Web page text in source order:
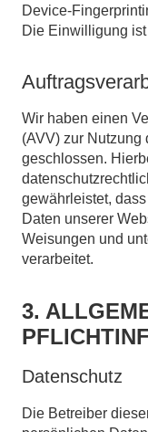
Device-
Die Einwilligung
Wir haben einen
(AVV) zur
geschlossen.
gewährleistet,
Daten unserer
Weisungen und
verarbeitet.
3.
Datenschutz
Die Betreiber